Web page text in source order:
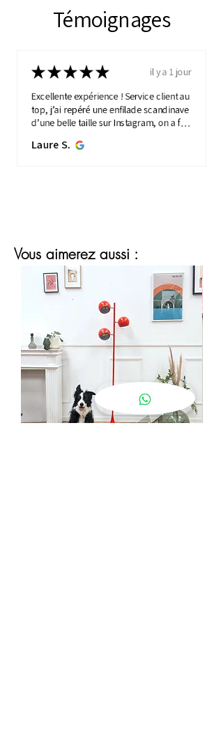
Témoignages
★★★★★
il y a 1 jour
Excellente expérience ! Service client au
top, j’ai repéré une enfilade scandinave
d’une belle taille sur Instagram, on a fait
plus...MONTRE PLUS
Laure S.
Vous aimerez aussi :